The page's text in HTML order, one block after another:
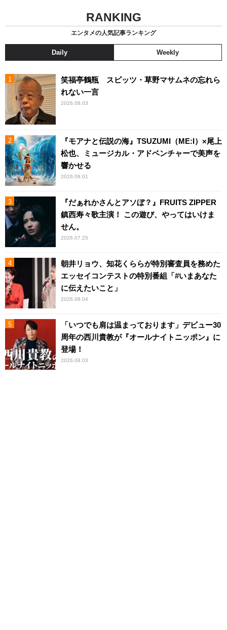
RANKING
エンタメの人気記事ランキング
Daily Weekly
笑福亭鶴瓶 スピッツ・草野マサムネの忘れら
れない一言
2026.08.03
『モアナと伝説の海』TSUZUMI（ME:I）×尾上
松也、ミュージカル・アドベンチャーで美声を
響かせる
2026.08.01
『だぁれかさんとアソぼ？』FRUITS ZIPPER
鎮西寿々歌主演！ この遊び、やってはいけま
せん。
2026.07.25
朝井リョウ、知花くららが特別審査員を務めた
エッセイコンテストの特別番組「#いまあなた
に伝えたいこと」
2026.08.04
「いつでも肩は温まっております」デビュー30
周年の西川貴教が『オールナイトニッポン』に
登場！
2026.08.03